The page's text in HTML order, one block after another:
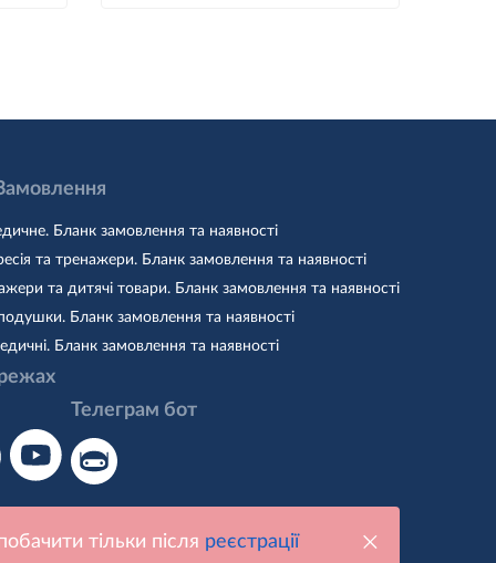
тільки після реєстрації
Бланк замовлення та наявності
та тренажери. Бланк замовлення та наявності
та дитячі товари. Бланк замовлення та наявності
Бланк замовлення та наявності
Бланк замовлення та наявності
Телеграм бот